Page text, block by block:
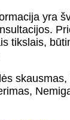
yra
tikslais,